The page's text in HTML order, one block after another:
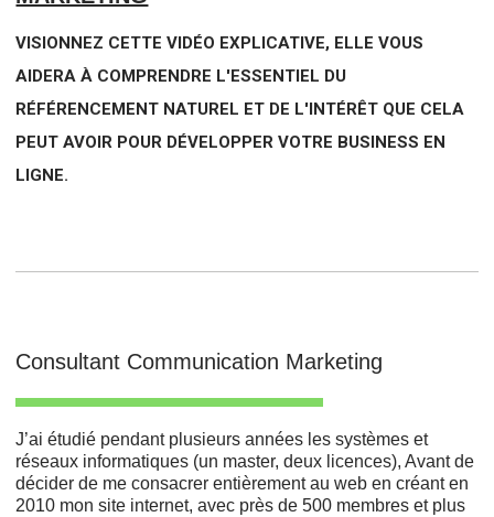
VISIONNEZ CETTE VIDÉO EXPLICATIVE, ELLE VOUS
AIDERA À COMPRENDRE L'ESSENTIEL DU
RÉFÉRENCEMENT NATUREL ET DE L'INTÉRÊT QUE CELA
PEUT AVOIR POUR DÉVELOPPER VOTRE BUSINESS EN
LIGNE.
Consultant Communication Marketing
J’ai étudié pendant plusieurs années les systèmes et
réseaux informatiques (un master, deux licences), Avant de
décider de me consacrer entièrement au web en créant en
2010 mon site internet, avec près de 500 membres et plus